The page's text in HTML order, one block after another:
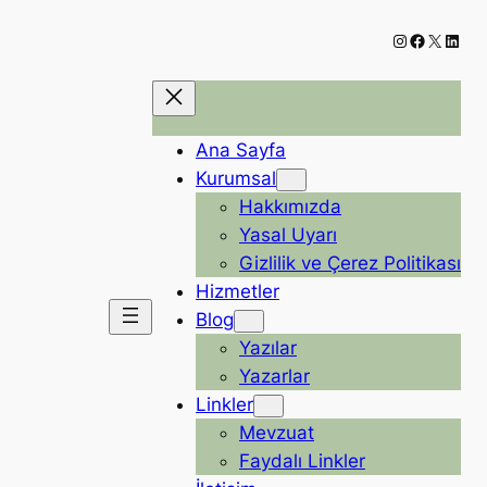
Instagram
X
Ana Sayfa
Kurumsal
Hakkımızda
Yasal Uyarı
Gizlilik ve Çerez Politikası
Hizmetler
Blog
Yazılar
Yazarlar
Linkler
Mevzuat
Faydalı Linkler